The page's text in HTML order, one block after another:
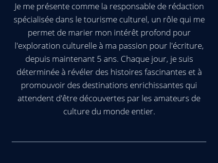
Je me présente comme la responsable de rédaction
spécialisée dans le tourisme culturel, un rôle qui me
permet de marier mon intérêt profond pour
l'exploration culturelle à ma passion pour l'écriture,
depuis maintenant 5 ans. Chaque jour, je suis
déterminée à révéler des histoires fascinantes et à
promouvoir des destinations enrichissantes qui
attendent d'être découvertes par les amateurs de
culture du monde entier.